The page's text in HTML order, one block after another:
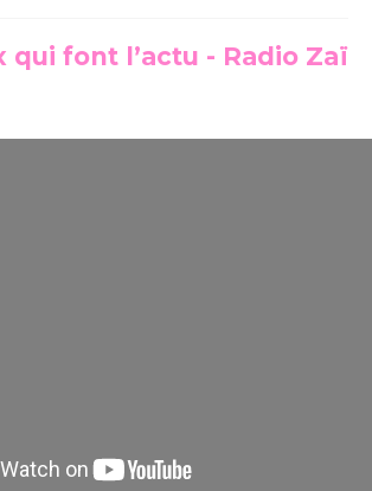
qui font l’actu - Radio Zaï